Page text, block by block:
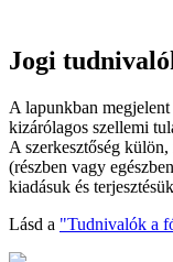
Jogi
A lapunkban
kizárólagos szellemi
A szerkesztőség
(részben vagy
kiadásuk és
Lásd a "Tudnivalók a